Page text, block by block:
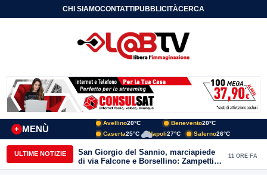
CHI SIAMOCONTATTIPUBBLICITÀCERCA
MENÙ
+
Avellino20°C Benevento20°C
Caserta25°C Napoli27°C Salerno26°C
ULTIME NOTIZIE
San Giorgio del Sannio, marciapiede
di via Falcone e Borsellino: Zampetti e
Lombardi replicano alle polemiche
11 ORE FA